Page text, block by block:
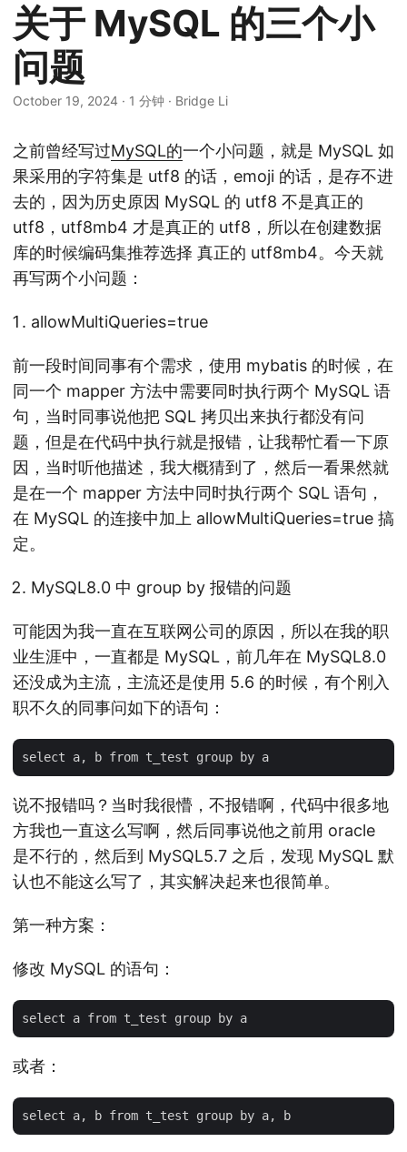
关于 MySQL 的三个小
问题
October 19, 2024 · 1 分钟 · Bridge Li
之前曾经写过MySQL的一个小问题，就是 MySQL 如
果采用的字符集是 utf8 的话，emoji 的话，是存不进
去的，因为历史原因 MySQL 的 utf8 不是真正的
utf8，utf8mb4 才是真正的 utf8，所以在创建数据
库的时候编码集推荐选择 真正的 utf8mb4。今天就
再写两个小问题：
allowMultiQueries=true
前一段时间同事有个需求，使用 mybatis 的时候，在
同一个 mapper 方法中需要同时执行两个 MySQL 语
句，当时同事说他把 SQL 拷贝出来执行都没有问
题，但是在代码中执行就是报错，让我帮忙看一下原
因，当时听他描述，我大概猜到了，然后一看果然就
是在一个 mapper 方法中同时执行两个 SQL 语句，
在 MySQL 的连接中加上 allowMultiQueries=true 搞
定。
MySQL8.0 中 group by 报错的问题
可能因为我一直在互联网公司的原因，所以在我的职
业生涯中，一直都是 MySQL，前几年在 MySQL8.0
还没成为主流，主流还是使用 5.6 的时候，有个刚入
职不久的同事问如下的语句：
说不报错吗？当时我很懵，不报错啊，代码中很多地
方我也一直这么写啊，然后同事说他之前用 oracle
是不行的，然后到 MySQL5.7 之后，发现 MySQL 默
认也不能这么写了，其实解决起来也很简单。
第一种方案：
修改 MySQL 的语句：
或者：